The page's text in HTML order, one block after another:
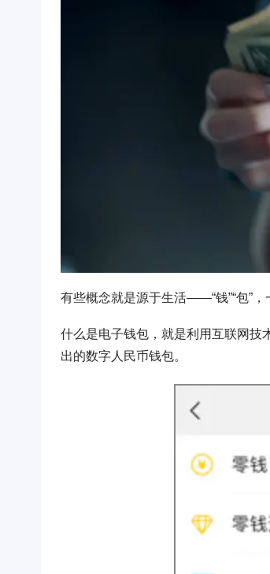
有些概念就是源于生活——“钱”“包”，
什么是电子钱包，就是利用互联网技
出的数字人民币钱包。